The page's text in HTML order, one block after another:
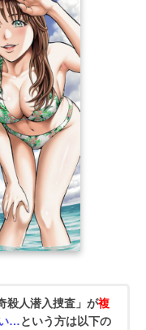
殺人潜入捜査」が複
…という方は以下の